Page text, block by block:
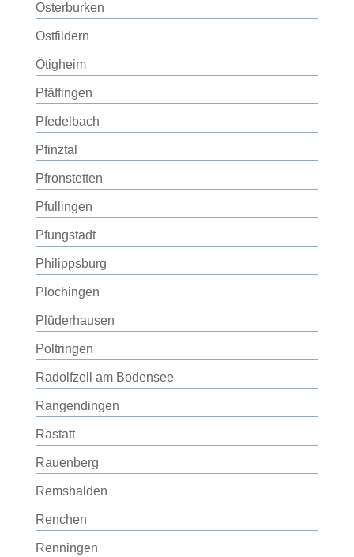
Osterburken
Ostfildern
Ötigheim
Pfäffingen
Pfedelbach
Pfinztal
Pfronstetten
Pfullingen
Pfungstadt
Philippsburg
Plochingen
Plüderhausen
Poltringen
Radolfzell am Bodensee
Rangendingen
Rastatt
Rauenberg
Remshalden
Renchen
Renningen